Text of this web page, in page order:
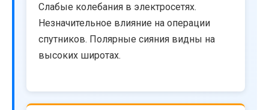
Слабые колебания в электросетях.
Незначительное влияние на операции
спутников. Полярные сияния видны на
высоких широтах.